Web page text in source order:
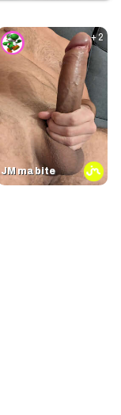
+ 2
JM ma bite